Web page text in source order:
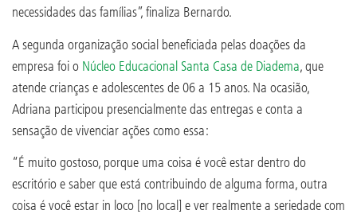
necessidades das famílias”, finaliza Bernardo.
A segunda organização social beneficiada pelas doações da
empresa foi o Núcleo Educacional Santa Casa de Diadema, que
atende crianças e adolescentes de 06 a 15 anos. Na ocasião,
Adriana participou presencialmente das entregas e conta a
sensação de vivenciar ações como essa:
“É muito gostoso, porque uma coisa é você estar dentro do
escritório e saber que está contribuindo de alguma forma, outra
coisa é você estar in loco [no local] e ver realmente a seriedade com